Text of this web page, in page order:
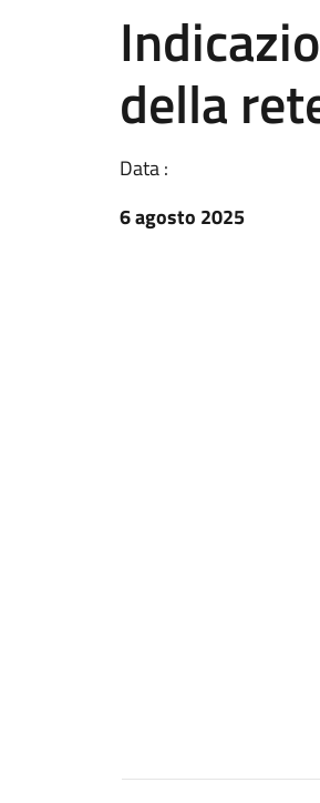
della
Data :
6 agosto 2025